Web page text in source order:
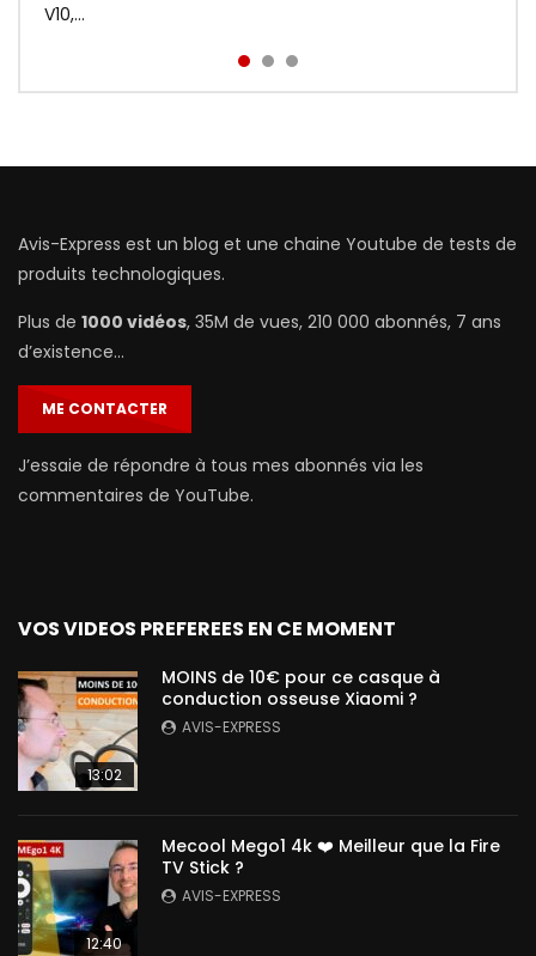
V10,...
prix : http://bit.ly/Redmi-Aird...
Avis-Express est un blog et une chaine Youtube de tests de
produits technologiques.
Plus de 1000 vidéos, 35M de vues, 210 000 abonnés, 7 ans
d’existence…
ME CONTACTER
J’essaie de répondre à tous mes abonnés via les
commentaires de YouTube.
VOS VIDEOS PREFEREES EN CE MOMENT
13:02
MOINS de 10€ pour ce casque à
conduction osseuse Xiaomi ?
AVIS-EXPRESS
12:40
Mecool Mego1 4k ❤️ Meilleur que la Fire
TV Stick ?
AVIS-EXPRESS